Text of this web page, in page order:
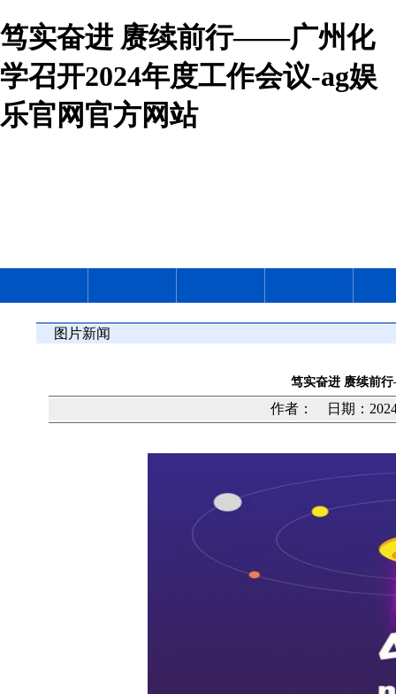
笃实奋进 赓续前行——广州化
学召开2024年度工作会议-ag娱
乐官网官方网站
图片新闻
笃实奋进 赓续前
作者： 日期：